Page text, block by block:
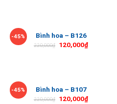
-45% Bình hoa – B126
220,000₫ 120,000₫
-45% Bình hoa – B107
220,000₫ 120,000₫